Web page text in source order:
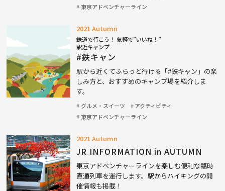
東京アドベンチャーライン
2021 Autumn
鉄道で行こう！ 気軽で”いいね！”
駅近キャンプ
#鉄キャン
駅から近くてふらっと行ける「#鉄キャン」の楽
しみ方と、おすすめのキャンプ場を紹介しま
す。
グルメ・スイーツ
アクティビティ
東京アドベンチャーライン
2021 Autumn
JR INFORMATION in AUTUMN
東京アドベンチャーラインを楽しむ便利な臨時
直通列車を運行します。駅からハイキングの開
催情報も掲載！